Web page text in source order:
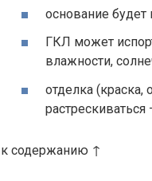
основание будет
ГКЛ может
влажности,
отделка (краска,
к содержанию ↑